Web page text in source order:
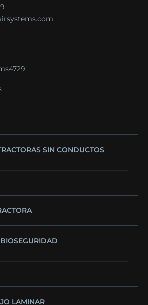
SIN CONDUCTOS
LAMINAR